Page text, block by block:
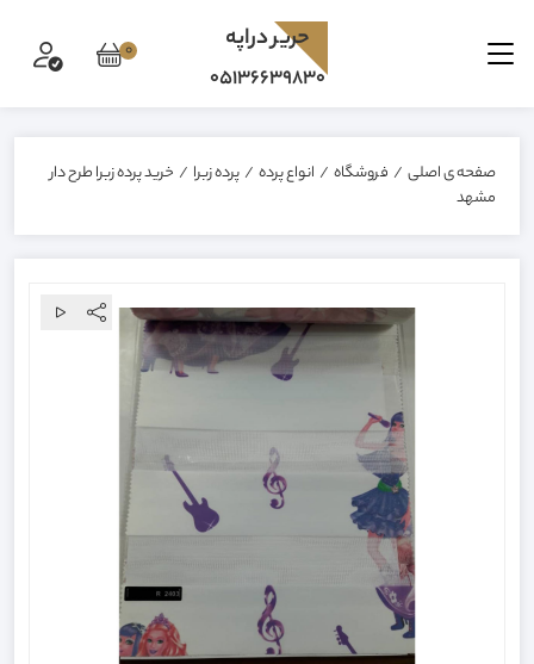
0 حرير دراپه
05136639830
صفحه ی اصلی / فروشگاه / انواع پرده / پرده زبرا / خرید پرده زبرا طرح دار
مشهد